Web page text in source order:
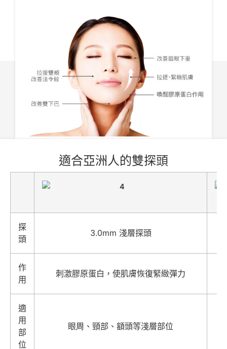
適合亞洲人的雙探頭
探
頭
3.0mm 淺層探頭
作
用
刺激膠原蛋白，使肌膚恢復緊緻彈力
適
用
部
位
眼周、頸部、額頭等淺層部位